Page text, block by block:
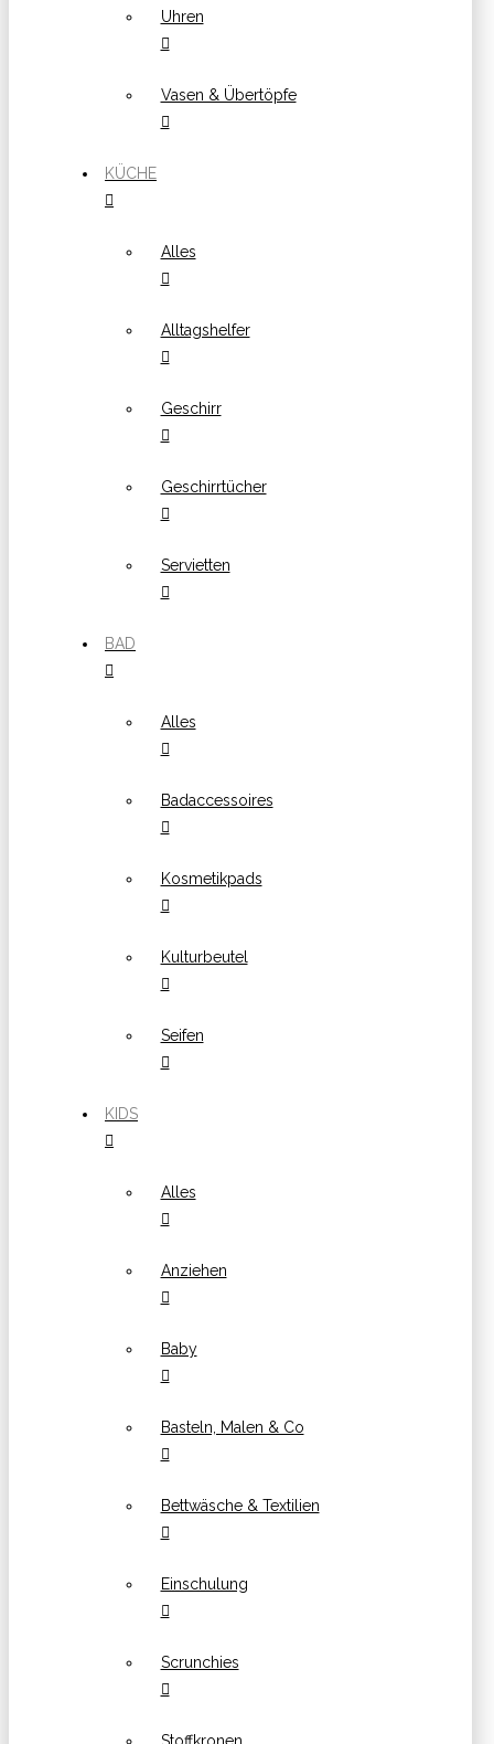
Uhren
Vasen & Übertöpfe
KÜCHE
Alles
Alltagshelfer
Geschirr
Geschirrtücher
Servietten
BAD
Alles
Badaccessoires
Kosmetikpads
Kulturbeutel
Seifen
KIDS
Alles
Anziehen
Baby
Basteln, Malen & Co
Bettwäsche & Textilien
Einschulung
Scrunchies